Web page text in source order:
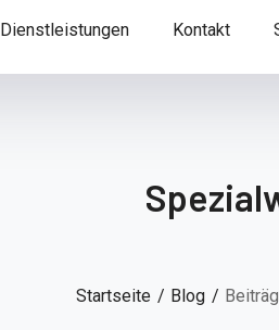
Dienstleistungen Kontakt
Startseite Blog